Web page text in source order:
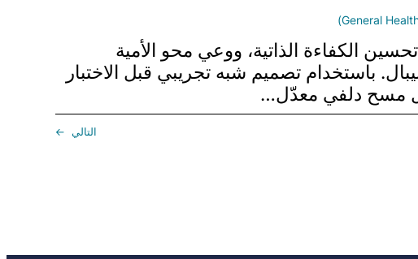
الكفاءة الذاتية، ووعي محو الأمية
باستخدام تصميم شبه تجريبي قبل الاختبار
مسح دلفي معدّل…
التالي →